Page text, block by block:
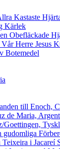
Kastaste
Kärlek
Obefläckade
Herre Jesus
Botemedel
till Enoch,
de Maria,
Goettingen,
i Jacareí